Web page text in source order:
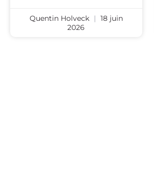
Quentin Holveck
18 juin
2026